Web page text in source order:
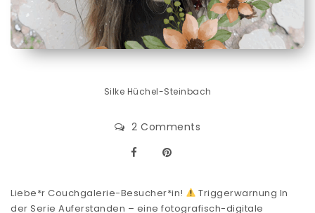
Silke Hüchel-Steinbach
2 Comments
Liebe*r Couchgalerie-Besucher*in!
Triggerwarnung In
der Serie Auferstanden – eine fotografisch-digitale